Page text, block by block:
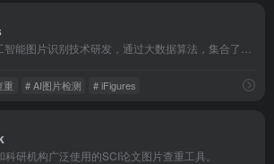
重 # AI图片检测 # ‌iFigures
科研机构广泛使用的SCI论文图片查重工具。